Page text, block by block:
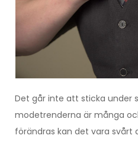
Det går inte att sticka under
modetrenderna är många
förändras kan det vara svårt